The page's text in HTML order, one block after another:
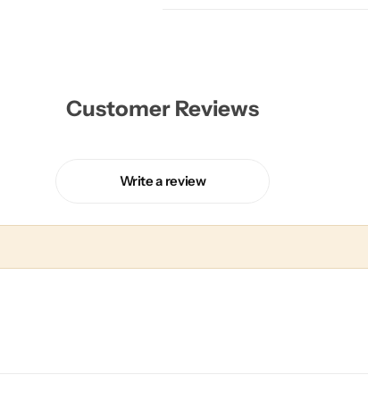
Customer Reviews
Write a review